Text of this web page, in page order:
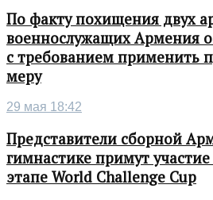
По факту похищения двух
военнослужащих Армения
с требованием применить
меру
29 мая 18:42
Представители сборной
гимнастике примут
этапе World Challenge Cup